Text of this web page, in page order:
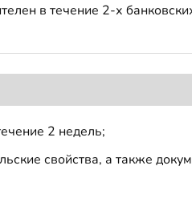
в течение 2-х
2 недель;
свойства, а также